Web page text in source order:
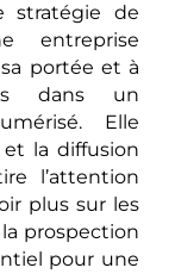
stratégie de
entreprise
portée et à
dans un
Elle
la diffusion
l’attention
plus sur les
prospection
pour une